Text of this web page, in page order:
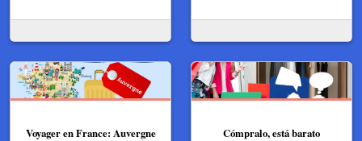
Voyager en France: Auvergne Cómpralo, está barato